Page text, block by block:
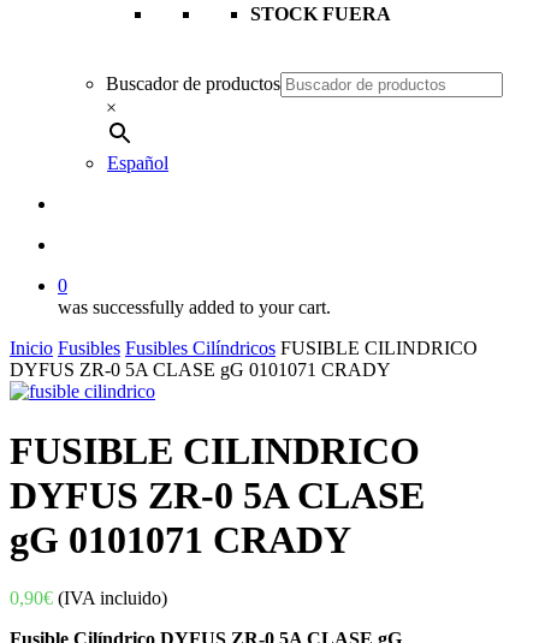
STOCK FUERA
Buscador de productos
×
Español
0
was successfully added to your cart.
Inicio Fusibles Fusibles Cilíndricos FUSIBLE CILINDRICO
DYFUS ZR-0 5A CLASE gG 0101071 CRADY
FUSIBLE CILINDRICO
DYFUS ZR-0 5A CLASE
gG 0101071 CRADY
0,90€ (IVA incluido)